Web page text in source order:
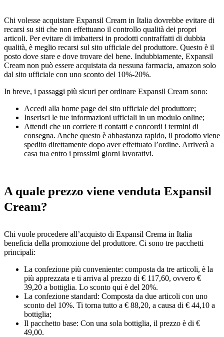
Chi volesse acquistare Expansil Cream in Italia dovrebbe evitare di
recarsi su siti che non effettuano il controllo qualità dei propri
articoli. Per evitare di imbattersi in prodotti contraffatti di dubbia
qualità, è meglio recarsi sul sito ufficiale del produttore. Questo è il
posto dove stare e dove trovare del bene. Indubbiamente, Expansil
Cream non può essere acquistata da nessuna farmacia, amazon solo
dal sito ufficiale con uno sconto del 10%-20%.
In breve, i passaggi più sicuri per ordinare Expansil Cream sono:
Accedi alla home page del sito ufficiale del produttore;
Inserisci le tue informazioni ufficiali in un modulo online;
Attendi che un corriere ti contatti e concordi i termini di
consegna. Anche questo è abbastanza rapido, il prodotto viene
spedito direttamente dopo aver effettuato l’ordine. Arriverà a
casa tua entro i prossimi giorni lavorativi.
A quale prezzo viene venduta Expansil
Cream?
Chi vuole procedere all’acquisto di Expansil Crema in Italia
beneficia della promozione del produttore. Ci sono tre pacchetti
principali:
La confezione più conveniente: composta da tre articoli, è la
più apprezzata e ti arriva al prezzo di € 117,60, ovvero €
39,20 a bottiglia. Lo sconto qui è del 20%.
La confezione standard: Composta da due articoli con uno
sconto del 10%. Ti torna tutto a € 88,20, a causa di € 44,10 a
bottiglia;
Il pacchetto base: Con una sola bottiglia, il prezzo è di €
49,00.